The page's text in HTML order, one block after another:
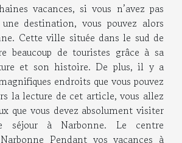
vacances, si vous n’avez pas
destination, vous pouvez alors
Cette ville située dans le sud de
beaucoup de touristes grâce à sa
et son histoire. De plus, il y a
endroits que vous pouvez
la lecture de cet article, vous allez
que vous devez absolument visiter
séjour à Narbonne. Le centre
Pendant vos vacances à